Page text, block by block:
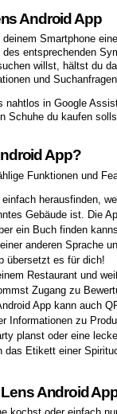
Android App
Smartphone
entsprechenden
willst, hältst du
und
in Google
Schuhe du kaufen
App?
Funktionen und
herausfinden,
Gebäude ist. Die
ein Buch finden
anderen Sprache
übersetzt es für dich!
Restaurant und
Zugang zu
App kann auch
Informationen zu
planst oder eine
Etikett einer
Android